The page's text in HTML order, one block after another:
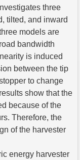
three
tilted, and inward
models are
bandwidth
is induced
between the tip
to change
show that the
because of the
Therefore, the
of the harvester
energy harvester